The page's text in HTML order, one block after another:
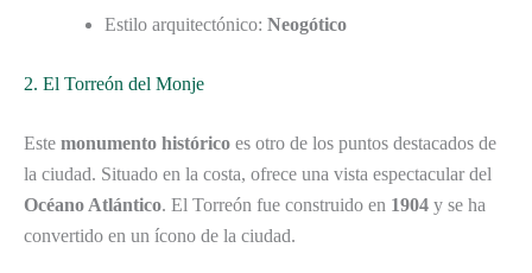
Estilo arquitectónico: Neogótico
2. El Torreón del Monje
Este monumento histórico es otro de los puntos destacados de
la ciudad. Situado en la costa, ofrece una vista espectacular del
Océano Atlántico. El Torreón fue construido en 1904 y se ha
convertido en un ícono de la ciudad.